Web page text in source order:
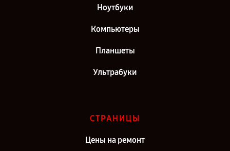
Ноутбуки
Компьютеры
Планшеты
Ультрабуки
СТРАНИЦЫ
Цены на ремонт